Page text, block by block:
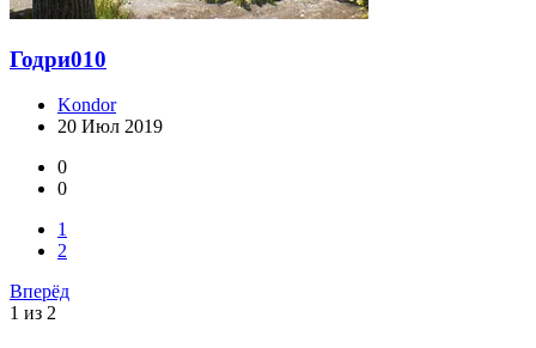
Годри010
Kondor
20 Июл 2019
0
0
1
2
Вперёд
1 из 2